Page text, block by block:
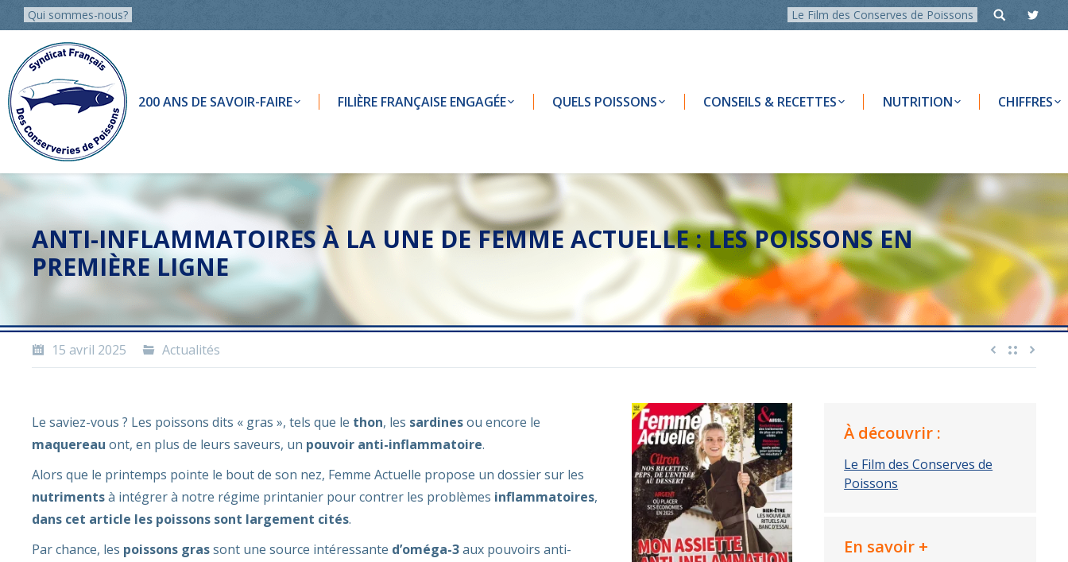
Qui sommes-nous? Le Film des Conserves de Poissons
200 ANS DE SAVOIR-FAIRE FILIÈRE FRANÇAISE ENGAGÉE QUELS POISSONS CONSEILS & RECETTES NUTRITION CHIFFRES
ANTI-INFLAMMATOIRES À LA UNE DE FEMME ACTUELLE : LES POISSONS EN
PREMIÈRE LIGNE
15 avril 2025 Actualités
Le saviez-vous ? Les poissons dits « gras », tels que le thon, les sardinesou encore le
maquereau ont, en plus de leurs saveurs, un pouvoir anti-inflammatoire.
Alors que le printemps pointe le bout de son nez, Femme Actuelle propose un dossier sur les
nutrimentsà intégrer à notre régime printanier pour contrer les problèmes inflammatoires,
dans cet article les poissons sont largement cités.
Par chance, les poissons grassont une source intéressante d’oméga-3aux pouvoirs anti-
À découvrir :
Le Film des Conserves de
Poissons
En savoir +